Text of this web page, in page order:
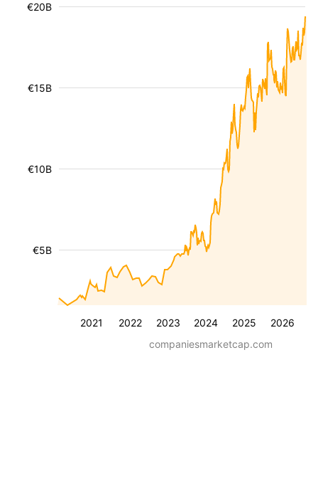
2021 2022 2023 2024 2025 2026
€5B
€10B
€15B
€20B
companiesmarketcap.com